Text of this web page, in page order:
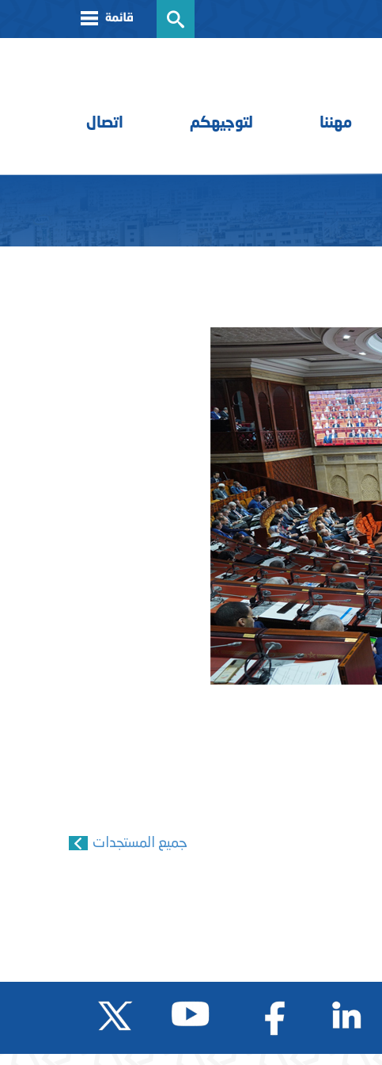
مهننا لتوجيهكم اتصال
جميع المستجدات